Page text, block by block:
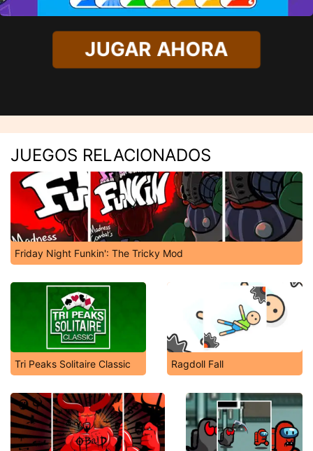
JUGAR AHORA
JUEGOS RELACIONADOS
Friday Night Funkin': The Tricky Mod
Tri Peaks Solitaire Classic Ragdoll Fall